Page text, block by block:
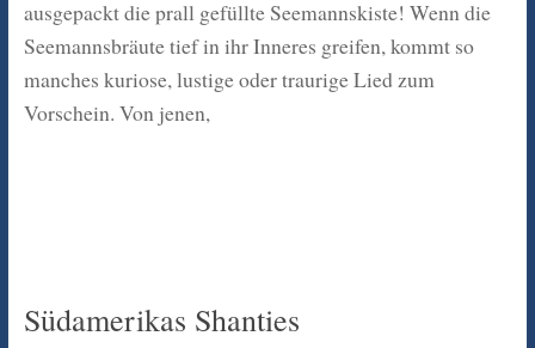
ausgepackt die prall gefüllte Seemannskiste! Wenn die
Seemannsbräute tief in ihr Inneres greifen, kommt so
manches kuriose, lustige oder traurige Lied zum
Vorschein. Von jenen,
Südamerikas Shanties